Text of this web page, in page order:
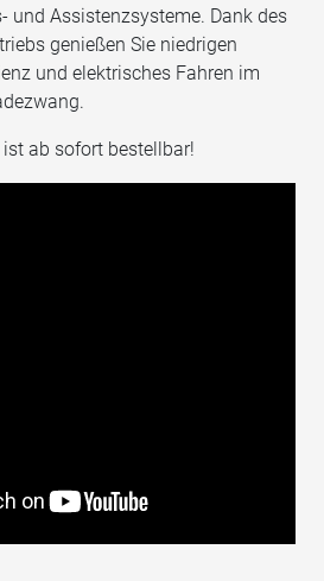
und Assistenzsysteme. Dank des
genießen Sie niedrigen
und elektrisches Fahren im
ist ab sofort bestellbar!